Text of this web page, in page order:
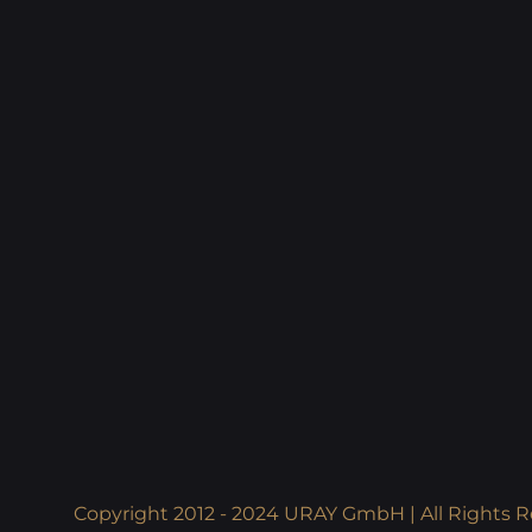
Copyright 2012 - 2024 URAY GmbH | All Rights